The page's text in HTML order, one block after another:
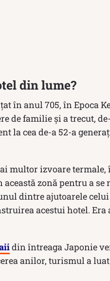
din lume?
în anul 705, în Epoca
de familie și a trecut,
la cea de-a 52-a
multor izvoare
zonă pentru a se
dintre ajutoarele
acestui hotel.
din întreaga Japonie
anilor, turismul a